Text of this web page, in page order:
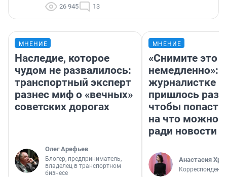
26 945 13
МНЕНИЕ
Наследие, которое
чудом не развалилось:
транспортный эксперт
разнес миф о «вечных»
советских дорогах
Олег Арефьев
Блогер, предприниматель,
владелец в транспортном
бизнесе
МНЕНИЕ
«Снимите это
немедленно»:
журналистке
пришлось
чтобы попасть
на что можно
ради новости
Анастасия
Корреспондент